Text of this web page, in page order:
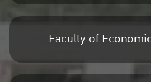
Faculty of